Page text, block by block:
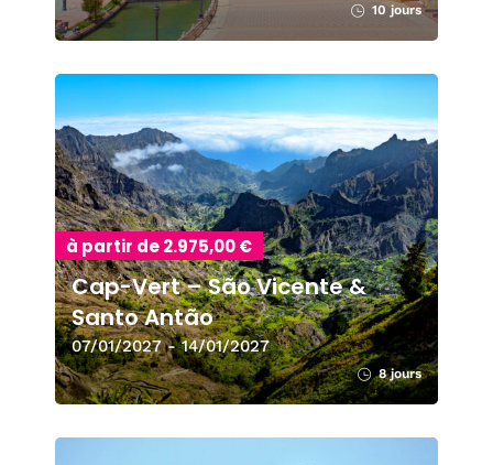
10 jours
à partir de 2.975,00 €
Cap-Vert – São Vicente &
Santo Antão
07/01/2027 - 14/01/2027
8 jours